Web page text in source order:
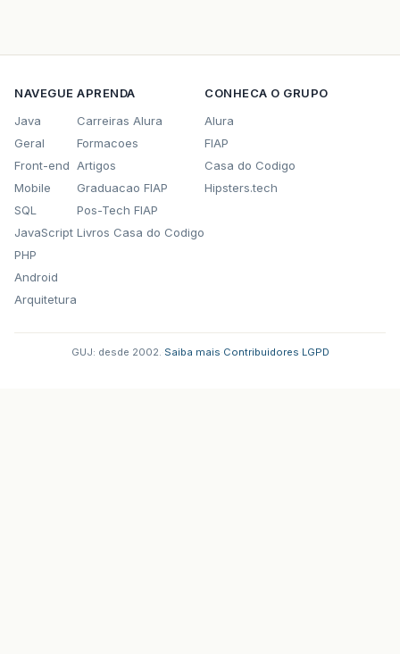
NAVEGUE
Java
Geral
Front-end
Mobile
SQL
JavaScript
PHP
Android
Arquitetura
APRENDA
Carreiras Alura
Formacoes
Artigos
Graduacao FIAP
Pos-Tech FIAP
Livros Casa do Codigo
CONHECA O GRUPO
Alura
FIAP
Casa do Codigo
Hipsters.tech
GUJ: desde 2002. Saiba mais Contribuidores LGPD